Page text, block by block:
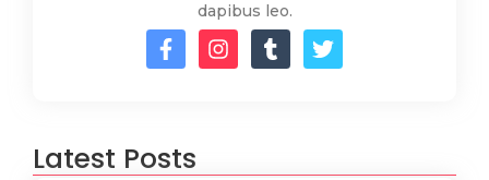
dapibus leo.
Latest Posts